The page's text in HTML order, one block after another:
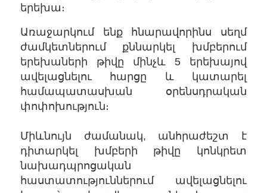
երեխա։
Առաջարկում ենք հնարավորինս սեղմ
ժամկետներում քննարկել խմբերում
երեխաների թիվը մինչև 5 երեխայով
ավելացնելու հարցը և կատարել
համապատասխան օրենսդրական
փոփոխություն։
Միևնույն ժամանակ, անհրաժեշտ է
դիտարկել խմբերի թիվը կոնկրետ
նախադպրոցական
հաստատություններում ավելացնելու